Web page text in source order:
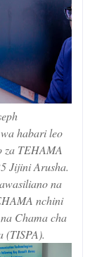
habari leo
za TEHAMA
Jijini Arusha.
na
nchini
Chama cha
(TISPA).